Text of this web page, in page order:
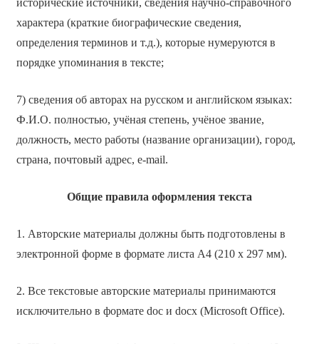
характера (краткие биографические сведения,
определения терминов и т.д.), которые нумеруются в
порядке упоминания в тексте;
7) сведения об авторах на русском и английском языках:
Ф.И.О. полностью, учёная степень, учёное звание,
должность, место работы (название организации), город,
страна, почтовый адрес, e-mail.
Общие правила оформления текста
1. Авторские материалы должны быть подготовлены в
электронной форме в формате листа А4 (210 х 297 мм).
2. Все текстовые авторские материалы принимаются
исключительно в формате doc и docx (Microsoft Office).